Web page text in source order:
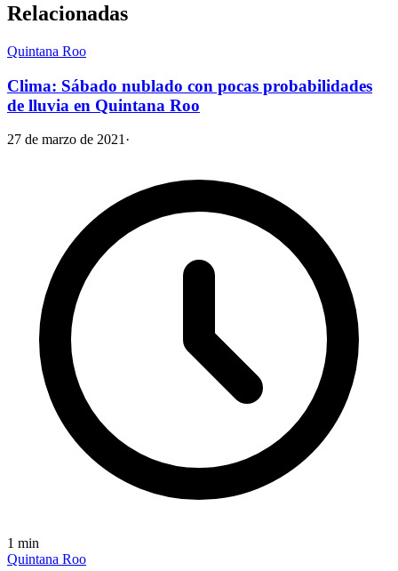
Relacionadas
Quintana Roo
Clima: Sábado nublado con pocas probabilidades
de lluvia en Quintana Roo
27 de marzo de 2021 ·
1 min
Quintana Roo